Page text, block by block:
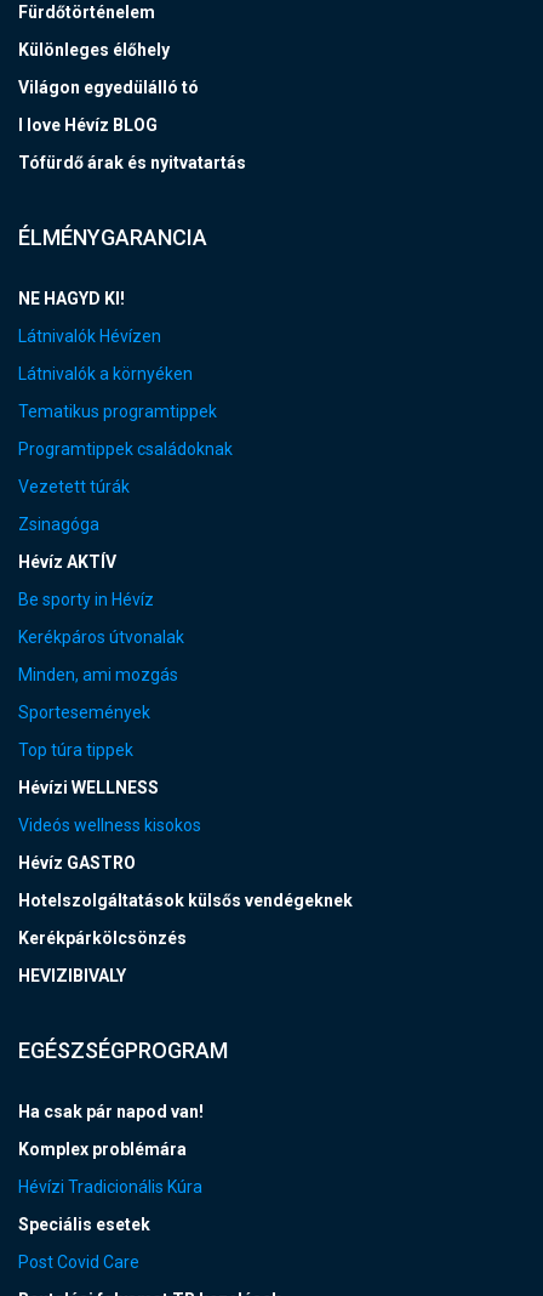
Fürdőtörténelem
Különleges élőhely
Világon egyedülálló tó
I love Hévíz BLOG
Tófürdő árak és nyitvatartás
ÉLMÉNYGARANCIA
NE HAGYD KI!
Látnivalók Hévízen
Látnivalók a környéken
Tematikus programtippek
Programtippek családoknak
Vezetett túrák
Zsinagóga
Hévíz AKTÍV
Be sporty in Hévíz
Kerékpáros útvonalak
Minden, ami mozgás
Sportesemények
Top túra tippek
Hévízi WELLNESS
Videós wellness kisokos
Hévíz GASTRO
Hotelszolgáltatások külsős vendégeknek
Kerékpárkölcsönzés
HEVIZIBIVALY
EGÉSZSÉGPROGRAM
Ha csak pár napod van!
Komplex problémára
Hévízi Tradicionális Kúra
Speciális esetek
Post Covid Care